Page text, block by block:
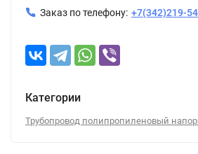
Заказ по телефону: +7(342)219-
Категории
Трубопровод полипропиленовый